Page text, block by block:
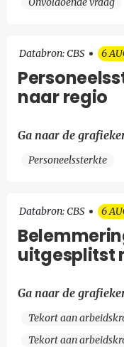
Databron: CBS 6
naar regio
Ga naar de
Personeelssterkte
Databron: CBS 6
uitgesplitst
Ga naar de
Tekort aan
Tekort aan